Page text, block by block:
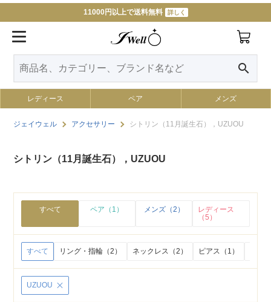
11000円以上で送料無料 詳しく
search
レディース ペア メンズ
ジェイウェル アクセサリー シトリン（11月誕生石），UZUOU
シトリン（11月誕生石），UZUOU
すべて ペア（1） メンズ（2）
レディース
（5）
すべて リング・指輪（2） ネックレス（2） ピアス（1）
UZUOU